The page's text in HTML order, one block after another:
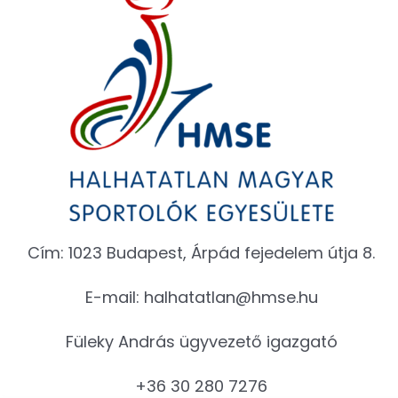
Cím: 1023 Budapest, Árpád fejedelem útja 8.
E-mail: halhatatlan@hmse.hu
Füleky András ügyvezető igazgató
+36 30 280 7276